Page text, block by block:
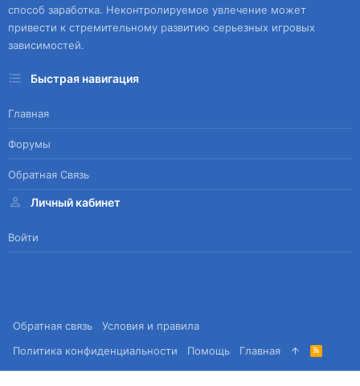
способ заработка. Неконтролируемое увлечение может
привести к стремительному развитию серьезных игровых
зависимостей.
Быстрая навигация
Главная
Форумы
Обратная Связь
Личный кабинет
Войти
Обратная связь
Условия и правила
Политика конфиденциальности
Помощь Главная
R
S
S